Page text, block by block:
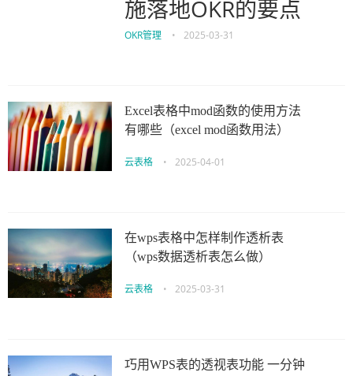
施落地OKR的要点
OKR管理 • 2025-03-31
Excel表格中mod函数的使用方法
有哪些（excel mod函数用法）
云表格 • 2025-04-01
在wps表格中怎样制作透析表
（wps数据透析表怎么做）
云表格 • 2025-03-31
巧用WPS表的透视表功能 一分钟